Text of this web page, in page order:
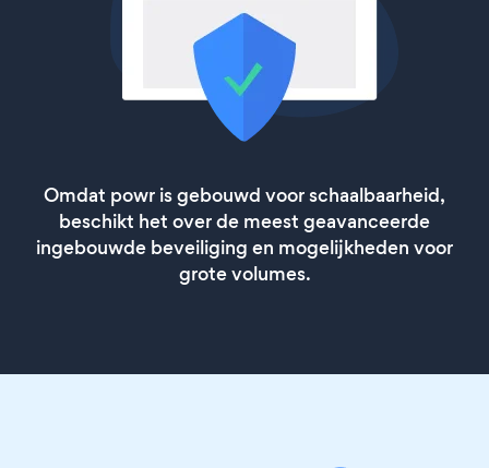
Omdat powr is gebouwd voor schaalbaarheid,
beschikt het over de meest geavanceerde
ingebouwde beveiliging en mogelijkheden voor
grote volumes.